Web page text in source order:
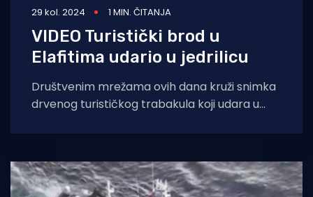
29 kol. 2024 1 MIN. ČITANJA
VIDEO Turistički brod u
Elafitima udario u jedrilicu
Društvenim mrežama ovih dana kruži snimka
drvenog turističkog trabakula koji udara u